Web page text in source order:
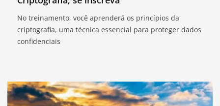
No treinamento, você aprenderá os princípios da
criptografia, uma técnica essencial para proteger dados
confidenciais